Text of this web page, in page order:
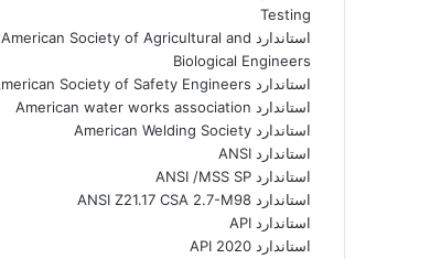
Testing
استاندارد American Society of Agricultural and
Biological Engineers
استاندارد American Society of Safety Engineers
استاندارد American water works association
استاندارد American Welding Society
استاندارد ANSI
استاندارد ANSI /MSS SP
استاندارد ANSI Z21.17 CSA 2.7-M98
استاندارد API
استاندارد API 2020